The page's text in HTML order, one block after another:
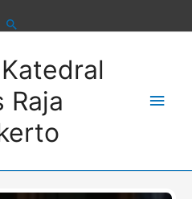
Raja